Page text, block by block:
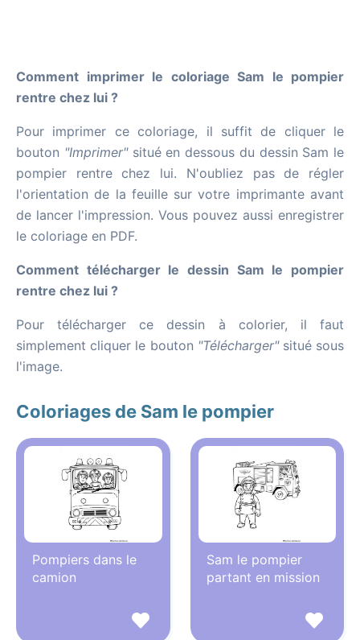
Comment imprimer le coloriage Sam le pompier
rentre chez lui ?
Pour imprimer ce coloriage, il suffit de cliquer le
bouton "Imprimer"situé en dessous du dessin Sam le
pompier rentre chez lui. N'oubliez pas de régler
l'orientation de la feuille sur votre imprimante avant
de lancer l'impression. Vous pouvez aussi enregistrer
le coloriage en PDF.
Comment télécharger le dessin Sam le pompier
rentre chez lui ?
Pour télécharger ce dessin à colorier, il faut
simplement cliquer le bouton "Télécharger"situé sous
l'image.
Coloriages de Sam le pompier
Pompiers dans le
camion
Sam le pompier
partant en mission